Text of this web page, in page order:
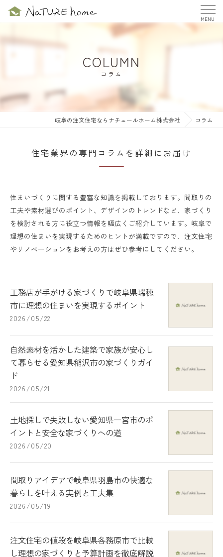
COLUMN
コラム
岐阜の注文住宅ならナチュールホーム株式会社 コラム
住宅業界の専門コラムを詳細にお届け
住まいづくりに関する豊富な知識を掲載しております。間取りの
工夫や素材選びのポイント、デザインのトレンドなど、家づくり
を検討される方に役立つ情報を幅広くご紹介しています。岐阜で
理想の住まいを実現するためのヒントが満載ですので、注文住宅
やリノベーションをお考えの方はぜひ参考にしてください。
工務店が手がける家づくりで岐阜県瑞穂
市に理想の住まいを実現するポイント
2026/05/22
自然素材を活かした建築で家族が安心し
て暮らせる愛知県稲沢市の家づくりガイ
ド
2026/05/21
土地探しで失敗しない愛知県一宮市のポ
イントと安全な家づくりへの道
2026/05/20
間取りアイデアで岐阜県羽島市の快適な
暮らしを叶える実例と工夫集
2026/05/19
注文住宅の値段を岐阜県各務原市で比較
し理想の家づくりと予算計画を徹底解説